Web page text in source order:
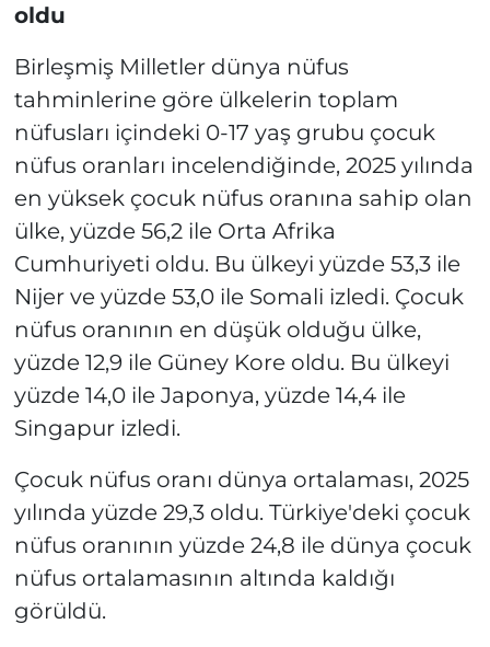
oldu
Birleşmiş Milletler dünya nüfus
tahminlerine göre ülkelerin toplam
nüfusları içindeki 0-17 yaş grubu çocuk
nüfus oranları incelendiğinde, 2025 yılında
en yüksek çocuk nüfus oranına sahip olan
ülke, yüzde 56,2 ile Orta Afrika
Cumhuriyeti oldu. Bu ülkeyi yüzde 53,3 ile
Nijer ve yüzde 53,0 ile Somali izledi. Çocuk
nüfus oranının en düşük olduğu ülke,
yüzde 12,9 ile Güney Kore oldu. Bu ülkeyi
yüzde 14,0 ile Japonya, yüzde 14,4 ile
Singapur izledi.
Çocuk nüfus oranı dünya ortalaması, 2025
yılında yüzde 29,3 oldu. Türkiye'deki çocuk
nüfus oranının yüzde 24,8 ile dünya çocuk
nüfus ortalamasının altında kaldığı
görüldü.